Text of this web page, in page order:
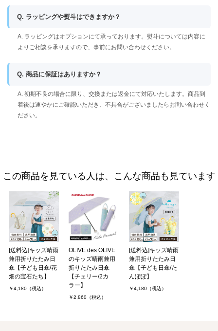
Q. ラッピングや熨斗はできますか？
A. ラッピングはオプションにて承っております。熨斗については内容に
よりご相談を承りますので、事前にお問い合わせください。
Q. 商品に保証はありますか？
A. 初期不良の場合に限り、交換または返金にて対応いたします。商品到
着後は速やかにご確認いただき、不具合がございましたらお問い合わせく
ださい。
この商品を見ている人は、こんな商品も見ています
[送料込]キッズ晴雨
兼用折りたたみ日
傘【子ども日傘/花
畑の宝石たち】
￥4,180（税込）
OLIVE des OLIVE
のキッズ晴雨兼用
折りたたみ日傘
【チェリー/2カ
ラー】
￥2,860（税込）
[送料込]キッズ晴雨
兼用折りたたみ日
傘【子ども日傘/た
んぽぽ】
￥4,180（税込）